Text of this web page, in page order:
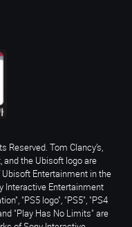
Tom Clancy’s,
and the Ubisoft logo are
Entertainment in the
Interactive Entertainment
"PS5 logo", "PS5", "PS4
"Play Has No Limits" are